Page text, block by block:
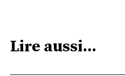
Lire aussi...